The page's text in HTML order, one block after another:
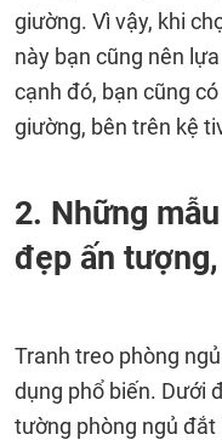
giường. Vì vậy, khi
này bạn cũng nên
cạnh đó, bạn cũng
giường, bên trên kệ
2. Những
đẹp ấn
Tranh treo phòng
dụng phổ biến. Dưới
tường phòng ngủ